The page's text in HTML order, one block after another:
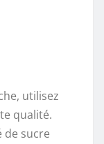
utilisez
qualité.
de sucre